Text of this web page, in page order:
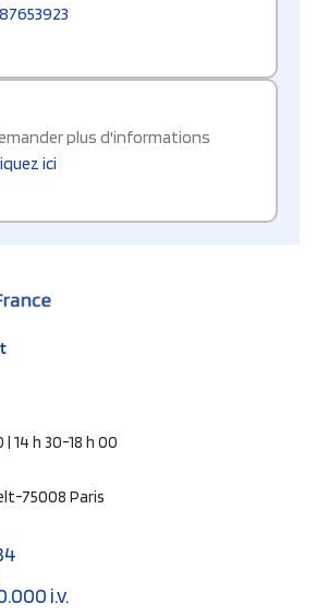
plus d'informations
ici
14 h 30-18 h 00
75008 Paris
i.v.